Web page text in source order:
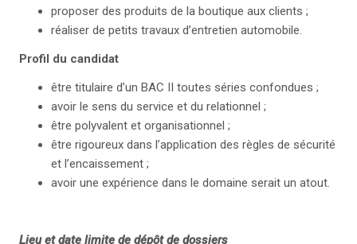
proposer des produits de la boutique aux clients ;
réaliser de petits travaux d’entretien automobile.
Profil du candidat
être titulaire d’un BAC II toutes séries confondues ;
avoir le sens du service et du relationnel ;
être polyvalent et organisationnel ;
être rigoureux dans l’application des règles de sécurité
et l’encaissement ;
avoir une expérience dans le domaine serait un atout.
Lieu et date limite de dépôt de dossiers